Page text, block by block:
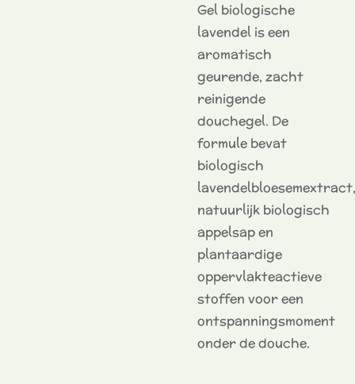
Gel biologische
lavendel is een
aromatisch
geurende, zacht
reinigende
douchegel. De
formule bevat
biologisch
lavendelbloesemextract,
natuurlijk biologisch
appelsap en
plantaardige
oppervlakteactieve
stoffen voor een
ontspanningsmoment
onder de douche.